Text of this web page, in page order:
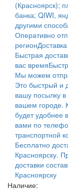
(Красноярск);
банка; QIWI,
другими
Оперативно
регион
Быстрая
вас время
Мы можем
Это быстрый и
вашу посылку
вашем городе.
будет удобнее
вами по
транспортной
Бесплатно
Красноярску.
доставки
Красноярску
Наличие: